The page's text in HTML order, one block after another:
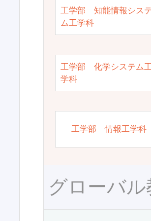
工学部 知能情報シス
ム工学科
工学部 化学システム
学科
工学部 情報工学科
グローバ